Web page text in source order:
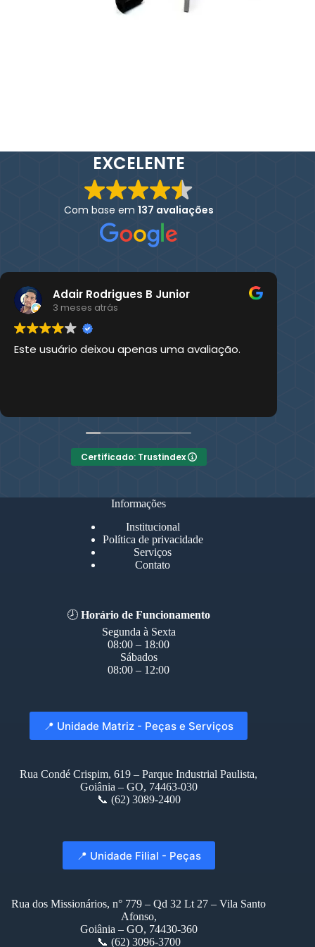
EXCELENTE
Com base em 137 avaliações
Adair Rodrigues B Junior
3 meses atrás
Este usuário deixou apenas uma avaliação.
Certificado: Trustindex
Informações
Institucional
Política de privacidade
Serviços
Contato
🕗Horário de Funcionamento
Segunda à Sexta
08:00 – 18:00
Sábados
08:00 – 12:00
📍 Unidade Matriz - Peças e Serviços
Rua Condé Crispim, 619 – Parque Industrial Paulista,
Goiânia – GO, 74463-030
📞 (62) 3089-2400
📍 Unidade Filial - Peças
Rua dos Missionários, n° 779 – Qd 32 Lt 27 – Vila Santo
Afonso,
Goiânia – GO, 74430-360
📞 (62) 3096-3700